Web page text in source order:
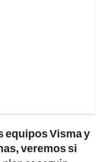
equipos Visma y
veremos si